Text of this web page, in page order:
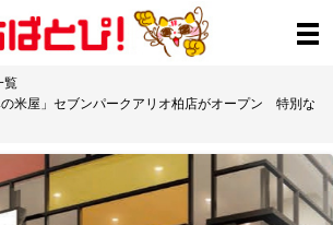
覧
米屋」セブンパークアリオ柏店がオープン 特別な